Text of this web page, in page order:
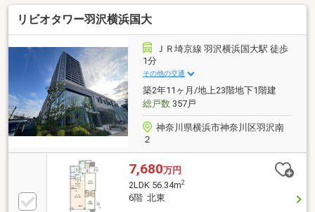
ィスポーザー付） ■全居室収納で住空間をすっきり確
保 ■商業施設が近く生活利便性良好■浴室乾燥機付なの
で、雨の日も気にせずにお洗濯ができます。
リビオタワー羽沢横浜国大
ＪＲ埼京線 羽沢横浜国大駅 徒歩
1分
その他の交通
築2年11ヶ月/地上23階地下1階建
総戸数357戸
神奈川県横浜市神奈川区羽沢南
２
7,680万円
2LDK 56.34m2
6階 北東